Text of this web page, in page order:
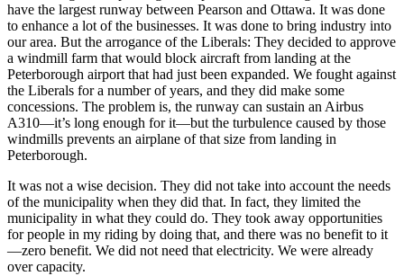
have the largest runway between Pearson and Ottawa. It was done
to enhance a lot of the businesses. It was done to bring industry into
our area. But the arrogance of the Liberals: They decided to approve
a windmill farm that would block aircraft from landing at the
Peterborough airport that had just been expanded. We fought against
the Liberals for a number of years, and they did make some
concessions. The problem is, the runway can sustain an Airbus
A310—it’s long enough for it—but the turbulence caused by those
windmills prevents an airplane of that size from landing in
Peterborough.
It was not a wise decision. They did not take into account the needs
of the municipality when they did that. In fact, they limited the
municipality in what they could do. They took away opportunities
for people in my riding by doing that, and there was no benefit to it
—zero benefit. We did not need that electricity. We were already
over capacity.